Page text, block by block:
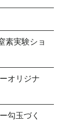
素実験ショ
オリジナ
勾玉づく